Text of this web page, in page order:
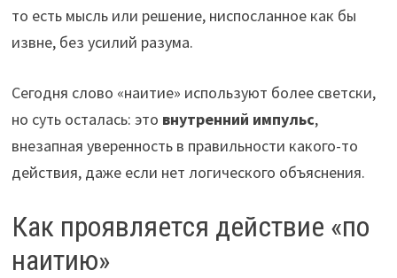
то есть мысль или решение, ниспосланное как бы
извне, без усилий разума.
Сегодня слово «наитие» используют более светски,
но суть осталась: это внутренний импульс,
внезапная уверенность в правильности какого-то
действия, даже если нет логического объяснения.
Как проявляется действие «по
наитию»